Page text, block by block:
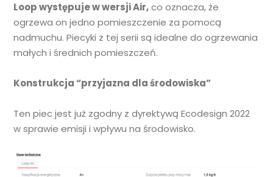
Loop występuje w wersji Air, co oznacza, że
ogrzewa on jedno pomieszczenie za pomocą
nadmuchu. Piecyki z tej serii są idealne do ogrzewania
małych i średnich pomieszczeń.
Konstrukcja “przyjazna dla środowiska”
Ten piec jest już zgodny z dyrektywą Ecodesign 2022
w sprawie emisji i wpływu na środowisko.